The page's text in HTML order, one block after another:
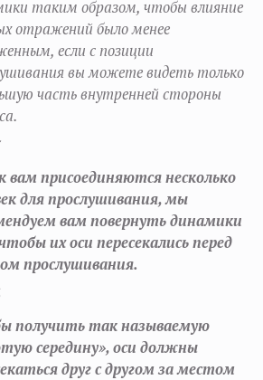
таким образом, чтобы влияние
отражений было менее
если с позиции
вы можете видеть только
часть внутренней стороны
вам присоединяются несколько
для прослушивания, мы
вам повернуть динамики
их оси пересекались перед
прослушивания.
получить так называемую
середину», оси должны
друг с другом за местом